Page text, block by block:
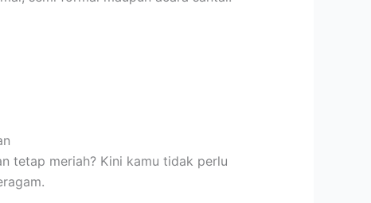
tetap meriah? Kini kamu tidak perlu